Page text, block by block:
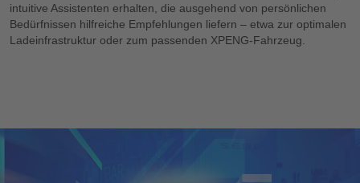
intuitive Assistenten erhalten, die ausgehend von persönlichen
Bedürfnissen hilfreiche Empfehlungen liefern – etwa zur optimalen
Ladeinfrastruktur oder zum passenden XPENG‑Fahrzeug.